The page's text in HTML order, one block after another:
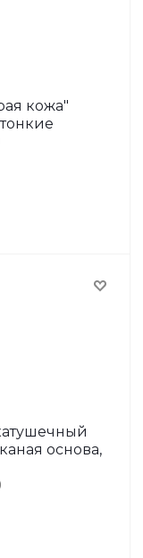
кожа"
основа,